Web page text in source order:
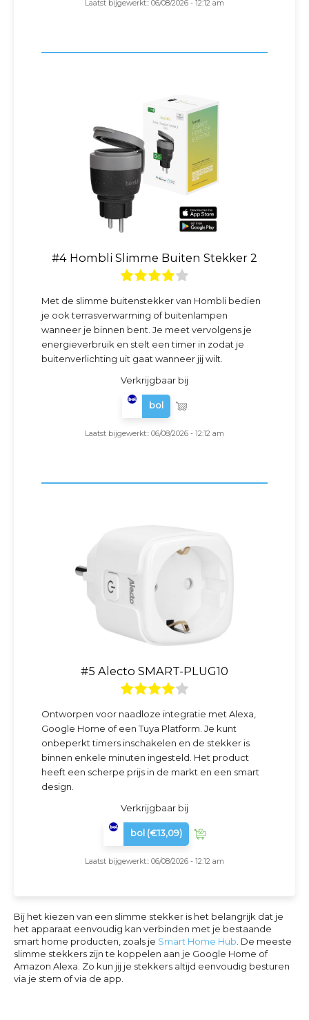
Laatst bijgewerkt:: 06/08/2026 - 12:12 am
#4 Hombli Slimme Buiten Stekker 2
Met de slimme buitenstekker van Hombli bedien
je ook terrasverwarming of buitenlampen
wanneer je binnen bent. Je meet vervolgens je
energieverbruik en stelt een timer in zodat je
buitenverlichting uit gaat wanneer jij wilt.
Verkrijgbaar bij
bol
Laatst bijgewerkt:: 06/08/2026 - 12:12 am
#5 Alecto SMART-PLUG10
Ontworpen voor naadloze integratie met Alexa,
Google Home of een Tuya Platform. Je kunt
onbeperkt timers inschakelen en de stekker is
binnen enkele minuten ingesteld. Het product
heeft een scherpe prijs in de markt en een smart
design.
Verkrijgbaar bij
bol (€13,09)
Laatst bijgewerkt:: 06/08/2026 - 12:12 am
Bij het kiezen van een slimme stekker is het belangrijk dat je
het apparaat eenvoudig kan verbinden met je bestaande
smart home producten, zoals je Smart Home Hub . De meeste
slimme stekkers zijn te koppelen aan je Google Home of
Amazon Alexa. Zo kun jij je stekkers altijd eenvoudig besturen
via je stem of via de app.